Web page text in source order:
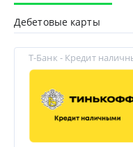
Дебетовые карты
Т-Банк - Кредит